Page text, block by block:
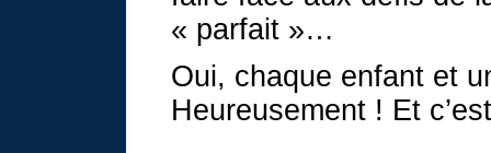
« parfait »…
Oui, chaque enfant et
Heureusement ! Et